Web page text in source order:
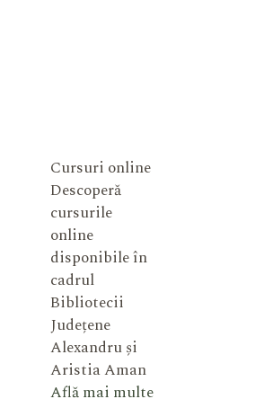
Cursuri online
Descoperă
cursurile
online
disponibile în
cadrul
Bibliotecii
Județene
Alexandru și
Aristia Aman
Află mai multe